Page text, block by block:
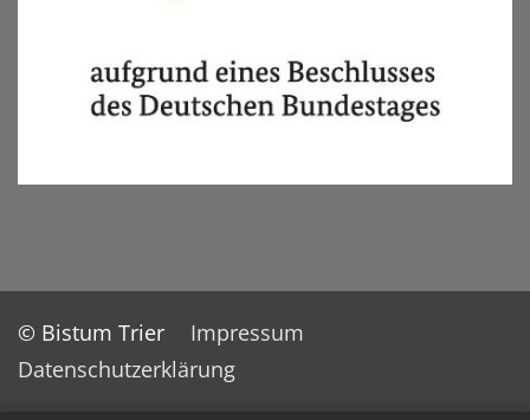
© Bistum Trier
Impressum
Datenschutzerklärung